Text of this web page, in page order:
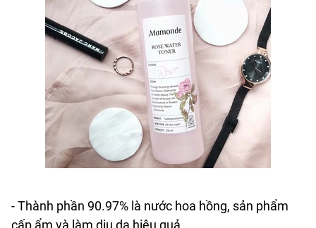
- Thành phần 90.97% là nước hoa hồng, sản phẩm
cấp ẩm và làm dịu da hiệu quả.